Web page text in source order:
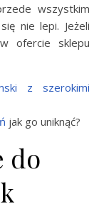
wszystkim
nie lepi. Jeżeli
ofercie sklepu
z szerokimi
jak go uniknąć?
do